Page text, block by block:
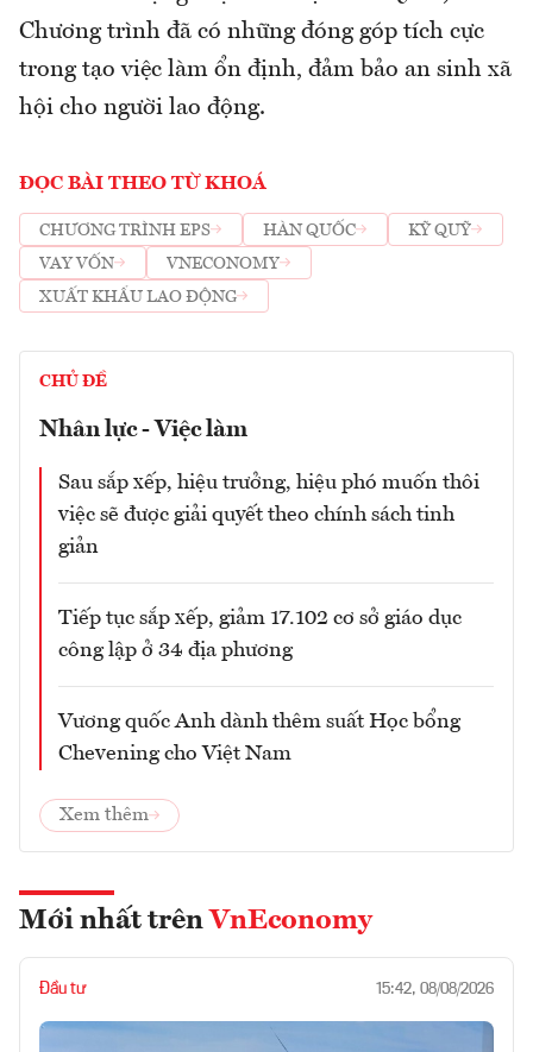
Chương trình đã có những đóng góp tích cực
trong tạo việc làm ổn định, đảm bảo an sinh xã
hội cho người lao động.
ĐỌC BÀI THEO TỪ KHOÁ
CHƯƠNG TRÌNH EPS HÀN QUỐC
KỸ QUỸ
VAY VỐN
VNECONOMY
XUẤT KHẨU LAO ĐỘNG
CHỦ ĐỀ
Nhân lực - Việc làm
Sau sắp xếp, hiệu trưởng, hiệu phó muốn thôi
việc sẽ được giải quyết theo chính sách tinh
giản
Tiếp tục sắp xếp, giảm 17.102 cơ sở giáo dục
công lập ở 34 địa phương
Vương quốc Anh dành thêm suất Học bổng
Chevening cho Việt Nam
Xem thêm
Mới nhất trên VnEconomy
Đầu tư 15:42, 08/08/2026